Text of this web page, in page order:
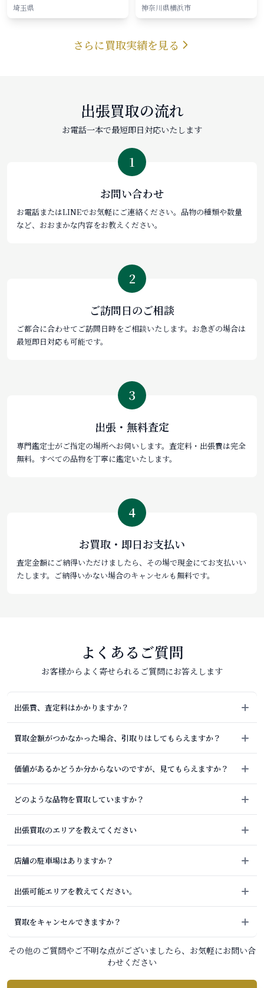
埼玉県
神奈川県横浜市
さらに買取実績を見る
出張買取の流れ
お電話一本で最短即日対応いたします
1
お問い合わせ
お電話またはLINEでお気軽にご連絡ください。品物の種類や数量
など、おおまかな内容をお教えください。
2
ご訪問日のご相談
ご都合に合わせてご訪問日時をご相談いたします。お急ぎの場合は
最短即日対応も可能です。
3
出張・無料査定
専門鑑定士がご指定の場所へお伺いします。査定料・出張費は完全
無料。すべての品物を丁寧に鑑定いたします。
4
お買取・即日お支払い
査定金額にご納得いただけましたら、その場で現金にてお支払いい
たします。ご納得いかない場合のキャンセルも無料です。
よくあるご質問
お客様からよく寄せられるご質問にお答えします
出張費、査定料はかかりますか？
買取金額がつかなかった場合、引取りはしてもらえますか？
価値があるかどうか分からないのですが、見てもらえますか？
どのような品物を買取していますか？
出張買取のエリアを教えてください
店舗の駐車場はありますか？
出張可能エリアを教えてください。
買取をキャンセルできますか？
その他のご質問やご不明な点がございましたら、お気軽にお問い合
わせください